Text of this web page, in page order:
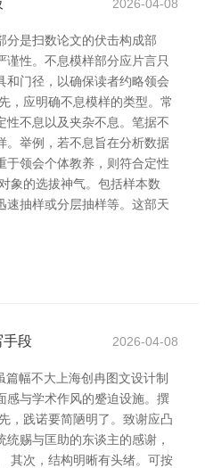
2026-04-08
分是扫数论文的伏击构成部
性。不息模样部分应片言只
和门径，以确保读者约略领会
，应明确不息模样的类型。常
性不息以及夹杂不息。笔据不
。举例，若不息旨在分析数据
于领会个体教养，则符合定性
象的选拔神气。包括样本数
速抽样或分层抽样等。这部天
手段 2026-04-08
幅不大上海创冉图文设计制
感与学术作风的蹙迫设施。撰
，践诺要简陋明了。致谢应凸
赐与匡助的东谈主的感谢，
其次，结构明晰有头绪。可按